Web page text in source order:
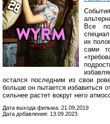
Все
их
сами
остался последним из свои
больше он пытается избавиться
сильнее растет вокруг него
Дата выхода фильма: 21.09.2019
Дата добавления: 13.09.2023